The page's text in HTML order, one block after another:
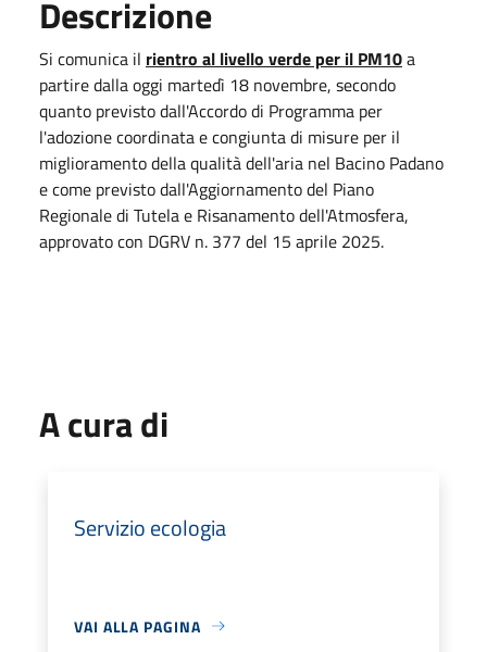
Descrizione
Si comunica il rientro al livello verde per il PM10a
partire dalla oggi martedì 18 novembre, secondo
quanto previsto dall'Accordo di Programma per
l'adozione coordinata e congiunta di misure per il
miglioramento della qualità dell'aria nel Bacino Padano
e come previsto dall'Aggiornamento del Piano
Regionale di Tutela e Risanamento dell'Atmosfera,
approvato con DGRV n. 377 del 15 aprile 2025.
A cura di
Servizio ecologia
VAI ALLA PAGINA